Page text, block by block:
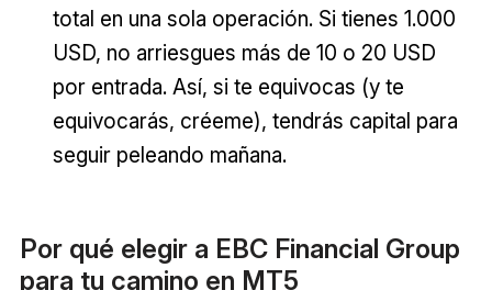
total en una sola operación. Si tienes 1.000
USD, no arriesgues más de 10 o 20 USD
por entrada. Así, si te equivocas (y te
equivocarás, créeme), tendrás capital para
seguir peleando mañana.
Por qué elegir a EBC Financial Group
para tu camino en MT5